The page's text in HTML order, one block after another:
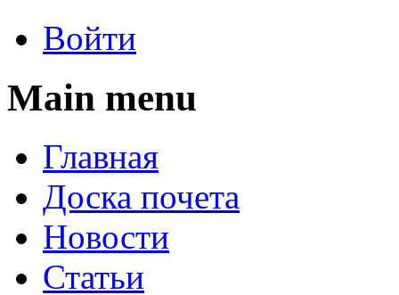
Войти
Main menu
Главная
Доска почета
Новости
Статьи